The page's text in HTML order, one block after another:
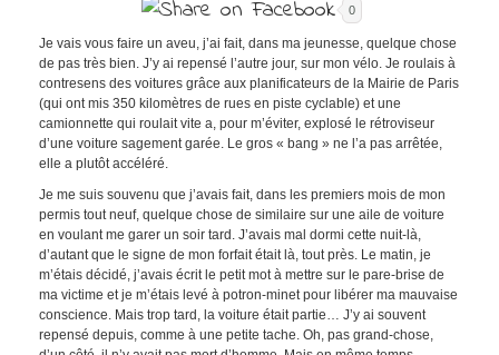
0
Je vais vous faire un aveu, j’ai fait, dans ma jeunesse, quelque chose
de pas très bien. J’y ai repensé l’autre jour, sur mon vélo. Je roulais à
contresens des voitures grâce aux planificateurs de la Mairie de Paris
(qui ont mis 350 kilomètres de rues en piste cyclable) et une
camionnette qui roulait vite a, pour m’éviter, explosé le rétroviseur
d’une voiture sagement garée. Le gros « bang » ne l’a pas arrêtée,
elle a plutôt accéléré.
Je me suis souvenu que j’avais fait, dans les premiers mois de mon
permis tout neuf, quelque chose de similaire sur une aile de voiture
en voulant me garer un soir tard. J’avais mal dormi cette nuit-là,
d’autant que le signe de mon forfait était là, tout près. Le matin, je
m’étais décidé, j’avais écrit le petit mot à mettre sur le pare-brise de
ma victime et je m’étais levé à potron-minet pour libérer ma mauvaise
conscience. Mais trop tard, la voiture était partie… J’y ai souvent
repensé depuis, comme à une petite tache. Oh, pas grand-chose,